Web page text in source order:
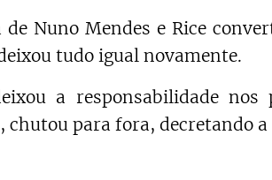
Nuno Mendes e Rice
tudo igual novamente.
a responsabilidade nos
chutou para fora, decretando